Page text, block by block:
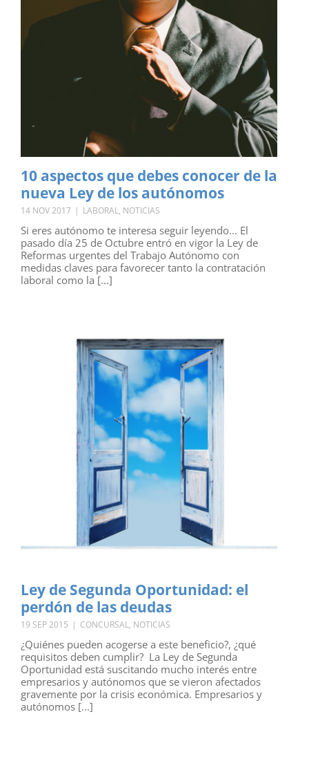
10 aspectos que debes conocer de la
nueva Ley de los autónomos
14 NOV 2017 | LABORAL, NOTICIAS
Si eres autónomo te interesa seguir leyendo... El
pasado día 25 de Octubre entró en vigor la Ley de
Reformas urgentes del Trabajo Autónomo con
medidas claves para favorecer tanto la contratación
laboral como la [...]
Ley de Segunda Oportunidad: el
perdón de las deudas
19 SEP 2015 | CONCURSAL, NOTICIAS
¿Quiénes pueden acogerse a este beneficio?, ¿qué
requisitos deben cumplir? La Ley de Segunda
Oportunidad está suscitando mucho interés entre
empresarios y autónomos que se vieron afectados
gravemente por la crisis económica. Empresarios y
autónomos [...]